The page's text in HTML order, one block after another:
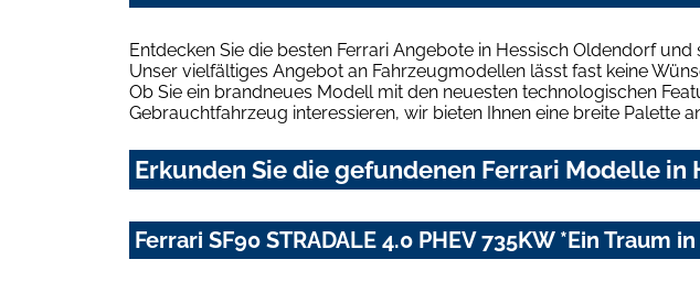
Entdecken Sie die besten Ferrari Angebote in Hessisch Oldendorf
Unser vielfältiges Angebot an Fahrzeugmodellen lässt fast keine
Ob Sie ein brandneues Modell mit den neuesten technologischen
Gebrauchtfahrzeug interessieren, wir bieten Ihnen eine breite Palette
Erkunden Sie die gefundenen Ferrari Modelle
Ferrari SF90 STRADALE 4.0 PHEV 735KW *Ein Traum